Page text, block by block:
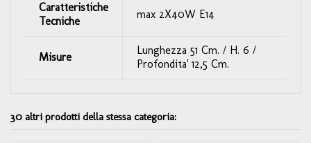
Caratteristiche
Tecniche
max 2X40W E14
Misure
Lunghezza 51 Cm. / H. 6 /
Profondita' 12,5 Cm.
30 altri prodotti della stessa categoria: